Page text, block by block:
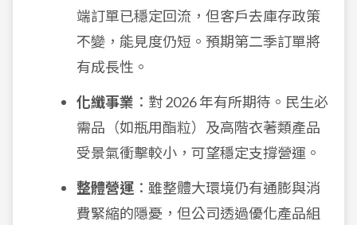
端訂單已穩定回流，但客戶去庫存政策
不變，能見度仍短。預期第二季訂單將
有成長性。
化纖事業 ：對 2026 年有所期待。民生必
需品（如瓶用酯粒）及高階衣著類產品
受景氣衝擊較小，可望穩定支撐營運。
整體營運 ：雖整體大環境仍有通膨與消
費緊縮的隱憂，但公司透過優化產品組